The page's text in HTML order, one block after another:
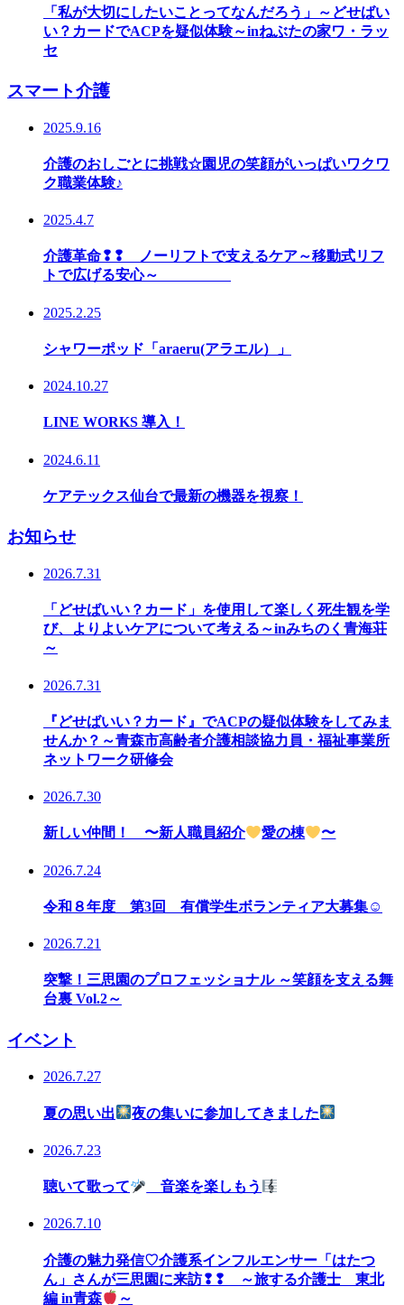
「私が大切にしたいことってなんだろう」～どせばい
い？カードでACPを疑似体験～inねぶたの家ワ・ラッ
セ
スマート介護
2025.9.16
介護のおしごとに挑戦☆園児の笑顔がいっぱいワクワ
ク職業体験♪
2025.4.7
介護革命❢❢ ノーリフトで支えるケア～移動式リフ
トで広げる安心～
2025.2.25
シャワーポッド「araeru(アラエル）」
2024.10.27
LINE WORKS 導入！
2024.6.11
ケアテックス仙台で最新の機器を視察！
お知らせ
2026.7.31
「どせばいい？カード」を使用して楽しく死生観を学
び、よりよいケアについて考える～inみちのく青海荘
～
2026.7.31
『どせばいい？カード』でACPの疑似体験をしてみま
せんか？～青森市高齢者介護相談協力員・福祉事業所
ネットワーク研修会
2026.7.30
新しい仲間！ 〜新人職員紹介 愛の棟 〜
2026.7.24
令和８年度 第3回 有償学生ボランティア大募集☺
2026.7.21
突撃！三思園のプロフェッショナル ～笑顔を支える舞
台裏 Vol.2～
イベント
2026.7.27
夏の思い出 夜の集いに参加してきました
2026.7.23
聴いて歌って 音楽を楽しもう
2026.7.10
介護の魅力発信♡介護系インフルエンサー「はたつ
ん」さんが三思園に来訪❢❢ ～旅する介護士 東北
編 in青森
～